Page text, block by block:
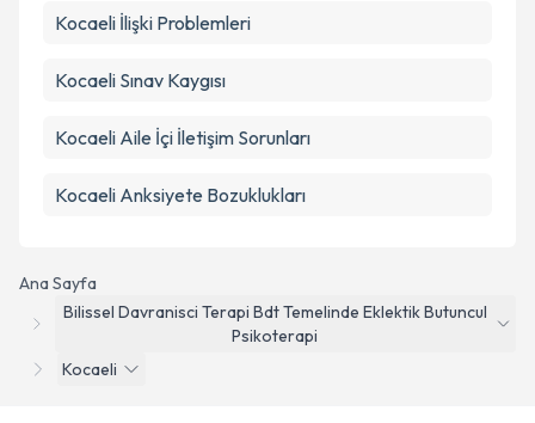
Ana Sayfa
Bilissel Davranisci Terapi Bdt Temelinde Eklektik Butuncul
Psikoterapi
Kocaeli
Kocaeli İlişki Problemleri
Kocaeli Sınav Kaygısı
Kocaeli Aile İçi İletişim Sorunları
Kocaeli Anksiyete Bozuklukları